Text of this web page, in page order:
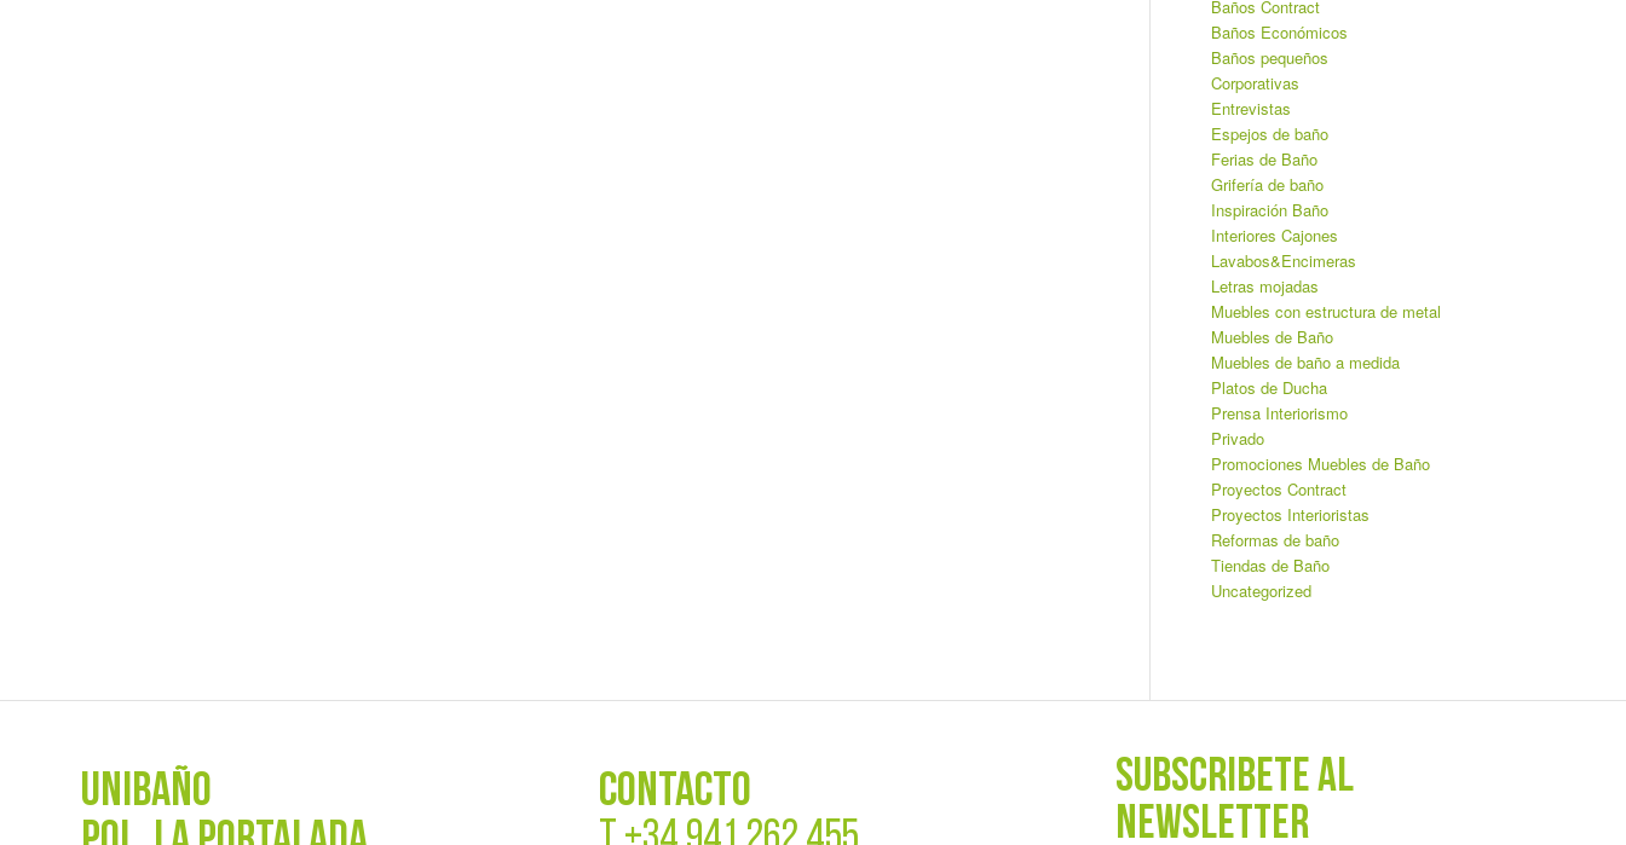
Baños Contract
Baños Económicos
Baños pequeños
Corporativas
Entrevistas
Espejos de baño
Ferias de Baño
Grifería de baño
Inspiración Baño
Interiores Cajones
Lavabos&Encimeras
Letras mojadas
Muebles con estructura de metal
Muebles de Baño
Muebles de baño a medida
Platos de Ducha
Prensa Interiorismo
Privado
Promociones Muebles de Baño
Proyectos Contract
Proyectos Interioristas
Reformas de baño
Tiendas de Baño
Uncategorized
UNIBAÑO
CONTACTO
SUBSCRÍBETE AL
NEWSLETTER